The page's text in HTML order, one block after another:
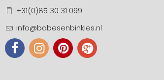
+31(0)85 30 31 099
info@babesenbinkies.nl